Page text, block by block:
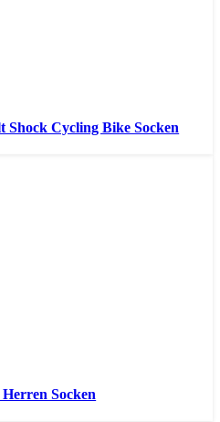
Shock Cycling Bike Socken
Socken